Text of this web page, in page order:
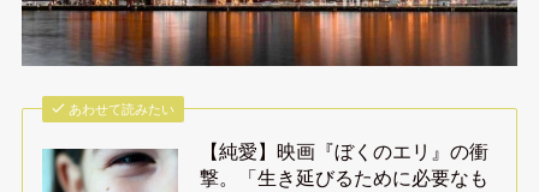
あわせて読みたい
【純愛】映画『ぼくのエリ』の衝
撃。「生き延びるために必要なも